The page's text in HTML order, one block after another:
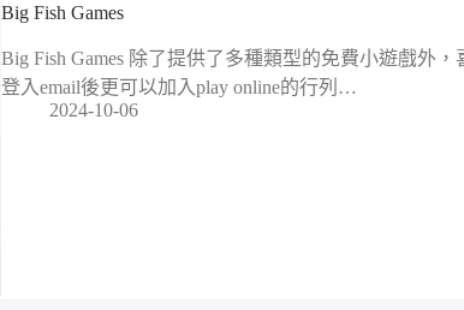
Big Fish Games
Big Fish Games 除了提供了多種類型的免費小遊戲外
登入email後更可以加入play online的行列…
2024-10-06